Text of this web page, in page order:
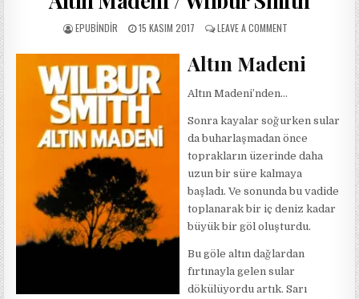
AUTHOR:
EPUBINDIR
PUBLISHED
15 KASIM 2017 LEAVE A COMMENT
MADENI
/
Altın Madeni
Altın Madeni’nden…
Sonra kayalar soğurken sular
da buharlaşmadan önce
toprakların üzerinde daha
uzun bir süre kalmaya
başladı. Ve sonunda bu vadide
toplanarak bir iç deniz kadar
büyük bir göl oluşturdu.
Bu göle altın dağlardan
fırtınayla gelen sular
dökülüyordu artık. Sarı